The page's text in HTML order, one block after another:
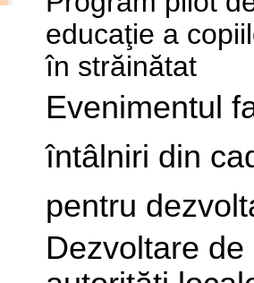
educaţie a
în străinătat
Evenimentul
întâlniri din
pentru
Dezvoltare